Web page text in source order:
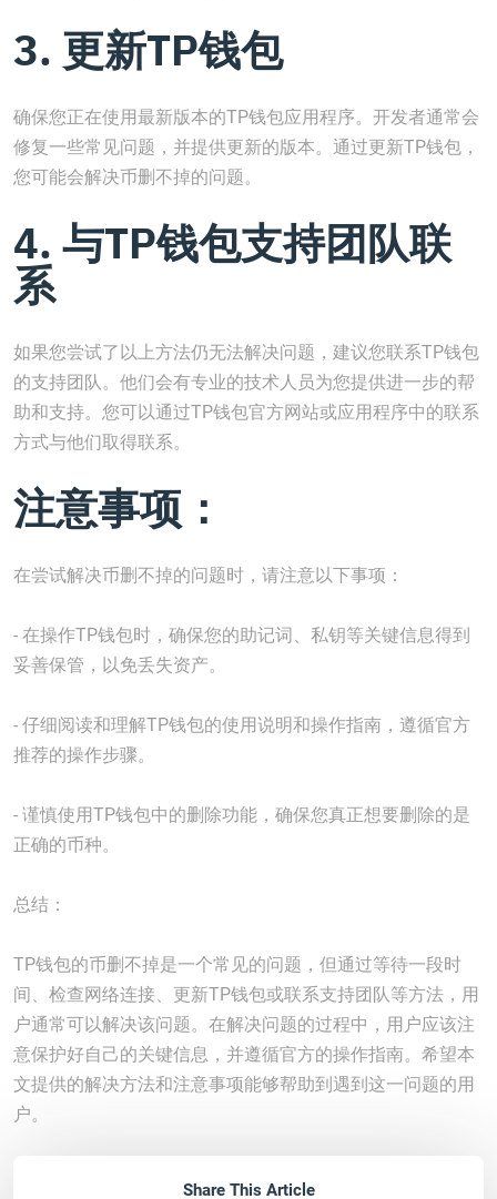
3. 更新TP钱包
确保您正在使用最新版本的TP钱包应用程序。开发者通常会
修复一些常见问题，并提供更新的版本。通过更新TP钱包，
您可能会解决币删不掉的问题。
4. 与TP钱包支持团队联
系
如果您尝试了以上方法仍无法解决问题，建议您联系TP钱包
的支持团队。他们会有专业的技术人员为您提供进一步的帮
助和支持。您可以通过TP钱包官方网站或应用程序中的联系
方式与他们取得联系。
注意事项：
在尝试解决币删不掉的问题时，请注意以下事项：
- 在操作TP钱包时，确保您的助记词、私钥等关键信息得到
妥善保管，以免丢失资产。
- 仔细阅读和理解TP钱包的使用说明和操作指南，遵循官方
推荐的操作步骤。
- 谨慎使用TP钱包中的删除功能，确保您真正想要删除的是
正确的币种。
总结：
TP钱包的币删不掉是一个常见的问题，但通过等待一段时
间、检查网络连接、更新TP钱包或联系支持团队等方法，用
户通常可以解决该问题。在解决问题的过程中，用户应该注
意保护好自己的关键信息，并遵循官方的操作指南。希望本
文提供的解决方法和注意事项能够帮助到遇到这一问题的用
户。
Share This Article